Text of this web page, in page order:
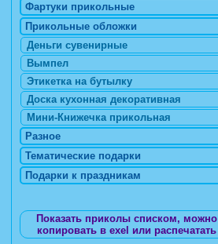
Фартуки прикольные
Прикольные обложки
Деньги сувенирные
Вымпел
Этикетка на бутылку
Доска кухонная декоративная
Мини-Книжечка прикольная
Разное
Тематические подарки
Подарки к праздникам
Показать приколы списком, можно
копировать в exel или распечатать